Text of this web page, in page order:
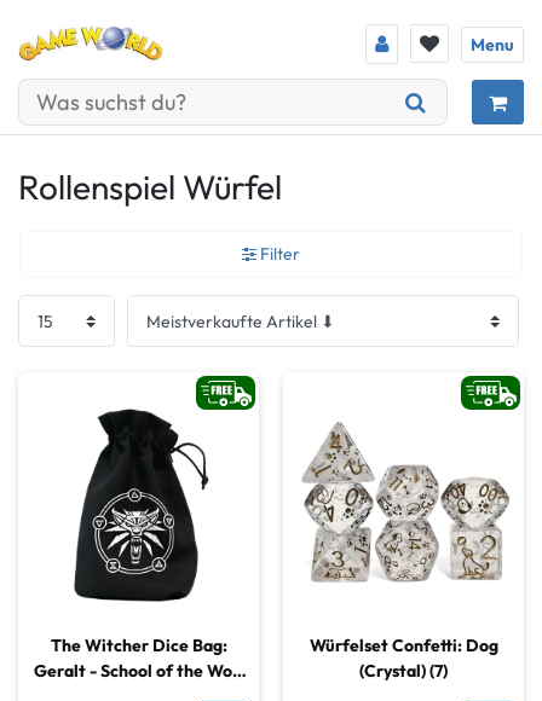
Menu
Rollenspiel Würfel
Filter
The Witcher Dice Bag:
Geralt - School of the Wolf
Würfelset Confetti: Dog
(Crystal) (7)